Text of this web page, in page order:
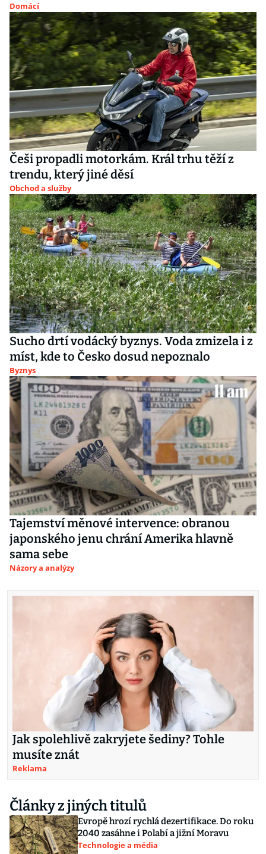
Domácí
Češi propadli motorkám. Král trhu těží z
trendu, který jiné děsí
Obchod a služby
Sucho drtí vodácký byznys. Voda zmizela i z
míst, kde to Česko dosud nepoznalo
Byznys
Tajemství měnové intervence: obranou
japonského jenu chrání Amerika hlavně
sama sebe
Názory a analýzy
Jak spolehlivě zakryjete šediny? Tohle
musíte znát
Reklama
Články z jiných titulů
Evropě hrozí rychlá dezertifikace. Do roku
2040 zasáhne i Polabí a jižní Moravu
Technologie a média